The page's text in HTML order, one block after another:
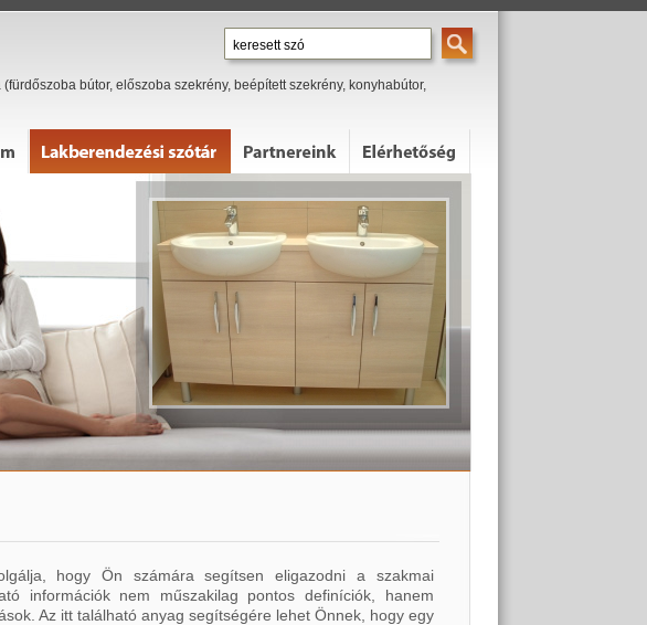
bútor, előszoba szekrény, beépített szekrény, konyhabútor,
hogy Ön számára segítsen eligazodni a szakmai
információk nem műszakilag pontos definíciók, hanem
Az itt található anyag segítségére lehet Önnek, hogy egy